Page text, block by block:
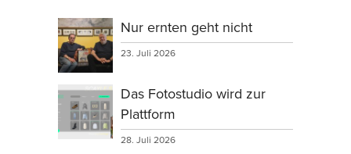
Nur ernten geht nicht
23. Juli 2026
Das Fotostudio wird zur
Plattform
28. Juli 2026